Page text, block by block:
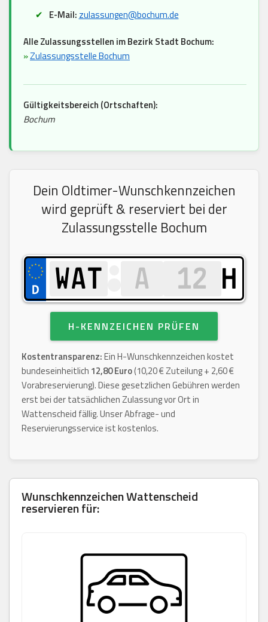
E-Mail: zulassungen@bochum.de
Alle Zulassungsstellen im Bezirk Stadt Bochum:
»Zulassungsstelle Bochum
Gültigkeitsbereich (Ortschaften):
Bochum
Dein Oldtimer-Wunschkennzeichen
wird geprüft & reserviert bei der
Zulassungsstelle Bochum
H
H-KENNZEICHEN PRÜFEN
Kostentransparenz:Ein H-Wunschkennzeichen kostet
bundeseinheitlich 12,80 Euro(10,20 € Zuteilung + 2,60 €
Vorabreservierung). Diese gesetzlichen Gebühren werden
erst bei der tatsächlichen Zulassung vor Ort in
Wattenscheid fällig. Unser Abfrage- und
Reservierungsservice ist kostenlos.
WunschkennzeichenWattenscheid
reservieren für: